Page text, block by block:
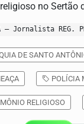
no Sertão
– Jornalista
DE SANTO
POLÍCIA
RELIGIOSO